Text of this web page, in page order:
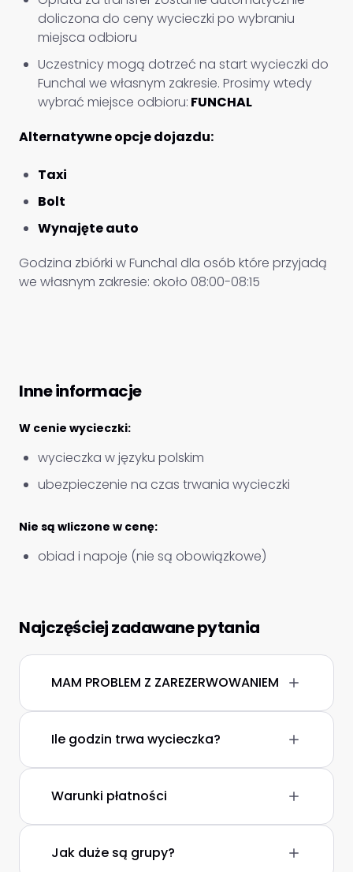
doliczona do ceny wycieczki po wybraniu
miejsca odbioru
Uczestnicy mogą dotrzeć na start wycieczki do
Funchal we własnym zakresie. Prosimy wtedy
wybrać miejsce odbioru: FUNCHAL
Alternatywne opcje dojazdu:
Taxi
Bolt
Wynajęte auto
Godzina zbiórki w Funchal dla osób które przyjadą
we własnym zakresie: około 08:00-08:15
Inne informacje
W cenie wycieczki:
wycieczka w języku polskim
ubezpieczenie na czas trwania wycieczki
Nie są wliczone w cenę:
obiad i napoje (nie są obowiązkowe)
Najczęściej zadawane pytania
MAM PROBLEM Z ZAREZERWOWANIEM
Ile godzin trwa wycieczka?
Warunki płatności
Jak duże są grupy?